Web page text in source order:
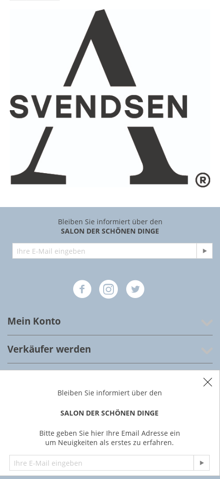
Bleiben Sie informiert über den
SALON DER SCHÖNEN DINGE
Mein Konto
Verkäufer werden
Über uns
© 2022 Salon der schönen Dinge, Frankfurt am Main,
Deutschland
Bleiben Sie informiert über den
SALON DER SCHÖNEN DINGE
Bitte geben Sie hier Ihre Email Adresse ein
um Neuigkeiten als erstes zu erfahren.